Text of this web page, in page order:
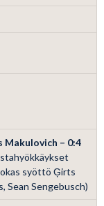
Makulovich – 0:4
syöttö Ģirts
Sean Sengebusch)